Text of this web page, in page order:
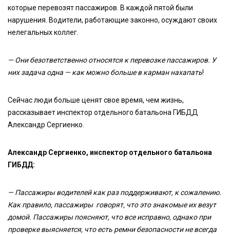
которые перевозят пассажиров. В каждой пятой были
нарушения. Водители, работающие законно, осуждают своих
нелегальных коллег.
— Они безответственно относятся к перевозке пассажиров. У
них задача одна — как можно больше в карман нахапать!
Сейчас люди больше ценят свое время, чем жизнь,
рассказывает инспектор отдельного батальона ГИБДД
Александр Сергиенко.
Александр Сергиенко, инспектор отдельного батальона
ГИБДД:
— Пассажиры водителей как раз поддерживают, к сожалению.
Как правило, пассажиры говорят, что это знакомые их везут
домой. Пассажиры поясняют, что все исправно, однако при
проверке выясняется, что есть ремни безопасности не всегда